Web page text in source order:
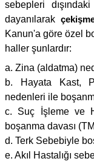
sebepleri
dayanılarak
Kanun'a göre özel
haller şunlardır:
a. Zina (aldatma)
b. Hayata Kast,
nedenleri ile
c. Suç İşleme ve
boşanma davası
d. Terk Sebebiyle
e. Akıl Hastalığı